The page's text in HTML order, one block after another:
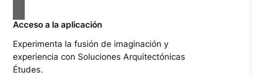
Acceso a la aplicación
Experimenta la fusión de imaginación y
experiencia con Soluciones Arquitectónicas
Études.